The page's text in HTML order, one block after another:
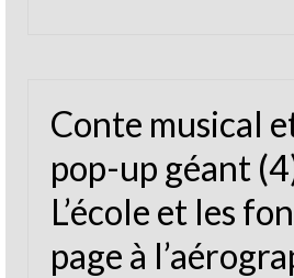
Conte musical
pop-up géant
L’école et les
page à